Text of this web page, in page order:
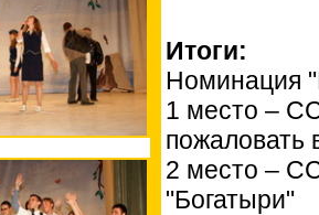
Итоги:
Номинация
1 место –
пожаловать
2 место –
"Богатыри"